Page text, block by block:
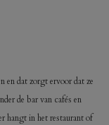
en dat zorgt ervoor dat ze
de bar van cafés en
hangt in het restaurant of